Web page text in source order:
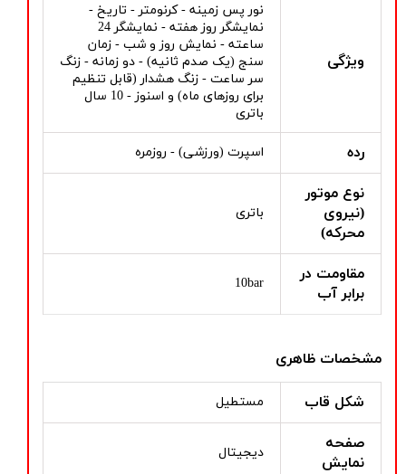
ویژگی
نور پس زمینه - کرنومتر - تاریخ -
نمایشگر روز هفته - نمایشگر 24
ساعته - نمایش روز و شب - زمان
سنج (یک صدم ثانیه) - دو زمانه - زنگ
سر ساعت - زنگ هشدار (قابل تنظیم
برای روزهای ماه) و اسنوز - 10 سال
باتری
رده اسپرت (ورزشی) - روزمره
نوع موتور
(نیروی
محرکه)
باتری
مقاومت در
برابر آب
10bar
مشخصات ظاهری
شکل قاب مستطیل
صفحه
نمایش
دیجیتال